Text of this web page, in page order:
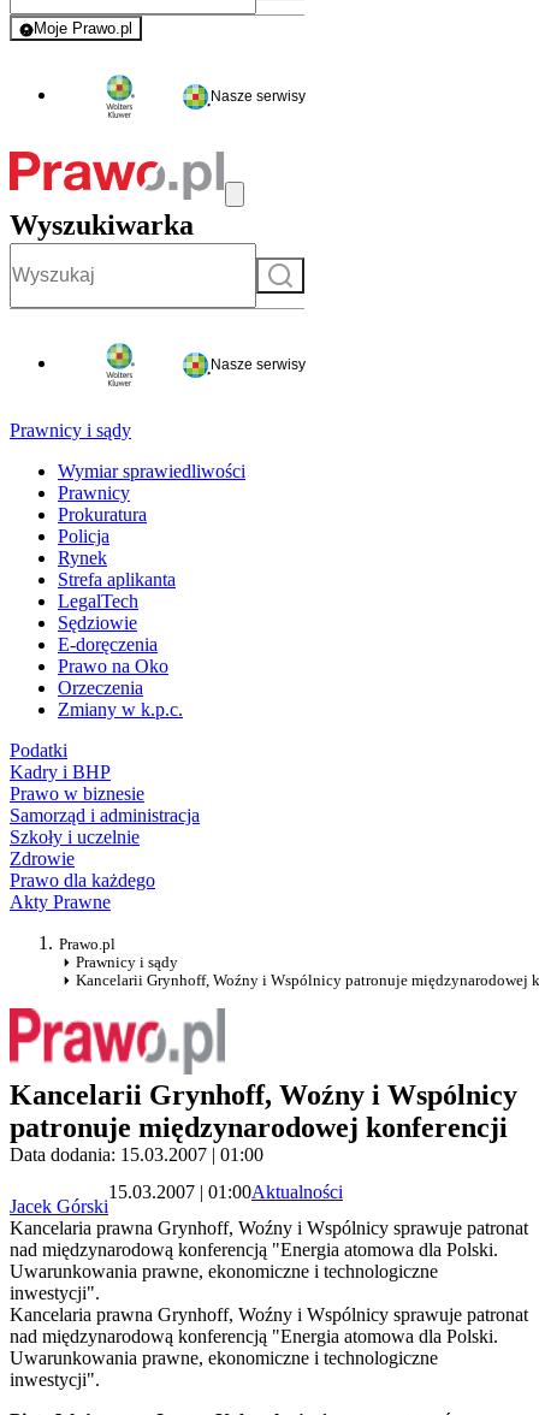
Moje Prawo.pl
- rejestracja i logowanie do serwisu
Nasze serwisy
Wyszukiwarka
Szukaj
Nasze serwisy
Prawnicy i sądy
Wymiar sprawiedliwości
Prawnicy
Prokuratura
Policja
Rynek
Strefa aplikanta
LegalTech
Sędziowie
E-doręczenia
Prawo na Oko
Orzeczenia
Zmiany w k.p.c.
Podatki
Kadry i BHP
Prawo w biznesie
Samorząd i administracja
Szkoły i uczelnie
Zdrowie
Prawo dla każdego
Akty Prawne
Prawo.pl
Prawnicy i sądy
Kancelarii Grynhoff, Woźny i Wspólnicy patronuje międzynarodowej
Kancelarii Grynhoff, Woźny i Wspólnicy
patronuje międzynarodowej konferencji
Data dodania: 15.03.2007 | 01:00
Jacek Górski
15.03.2007 | 01:00Aktualności
Kancelaria prawna Grynhoff, Woźny i Wspólnicy sprawuje patronat
nad międzynarodową konferencją "Energia atomowa dla Polski.
Uwarunkowania prawne, ekonomiczne i technologiczne
inwestycji".
Kancelaria prawna Grynhoff, Woźny i Wspólnicy sprawuje patronat
nad międzynarodową konferencją "Energia atomowa dla Polski.
Uwarunkowania prawne, ekonomiczne i technologiczne
inwestycji".